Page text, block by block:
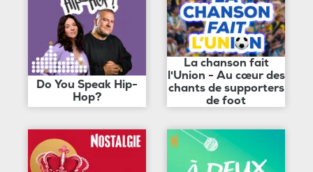
Do You Speak Hip-
Hop?
La chanson fait
l'Union - Au cœur des
chants de supporters
de foot